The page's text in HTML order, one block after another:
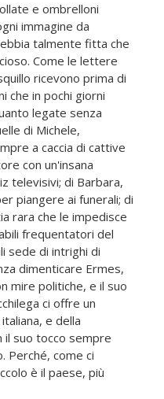
e ombrelloni
immagine da
talmente fitta che
Come le lettere
ricevono prima di
che in pochi giorni
legate senza
di Michele,
a caccia di cattive
con un'insana
televisivi; di Barbara,
piangere ai funerali; di
rara che le impedisce
frequentatori del
sede di intrighi di
dimenticare Ermes,
mire politiche, e il suo
ci offre un
e della
il suo tocco sempre
Perché, come ci
è il paese, più